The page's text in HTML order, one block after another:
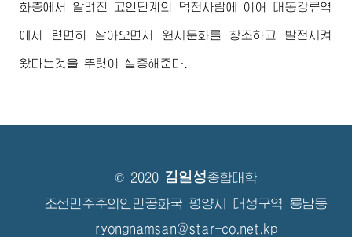
화층에서 알려진 고인단계의 덕천사람에 이어 대동강류역
에서 련면히 살아오면서 원시문화를 창조하고 발전시켜
왔다는것을 뚜렷이 실증해준다.
© 2020 김일성종합대학
조선민주주의인민공화국 평양시 대성구역 룡남동
ryongnamsan@star-co.net.kp